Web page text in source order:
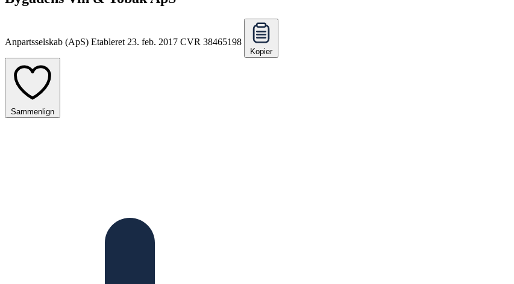
Anpartsselskab (ApS) Etableret 23. feb. 2017 CVR 38465198
Kopier
Sammenlign